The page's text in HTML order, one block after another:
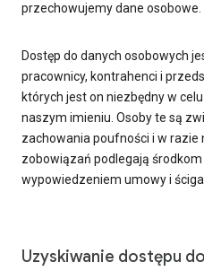
przechowujemy dane osobowe.
Dostęp do danych osobowych
pracownicy, kontrahenci i
których jest on niezbędny w
naszym imieniu. Osoby te są
zachowania poufności i w razie
zobowiązań podlegają
wypowiedzeniem umowy i
Uzyskiwanie dostępu